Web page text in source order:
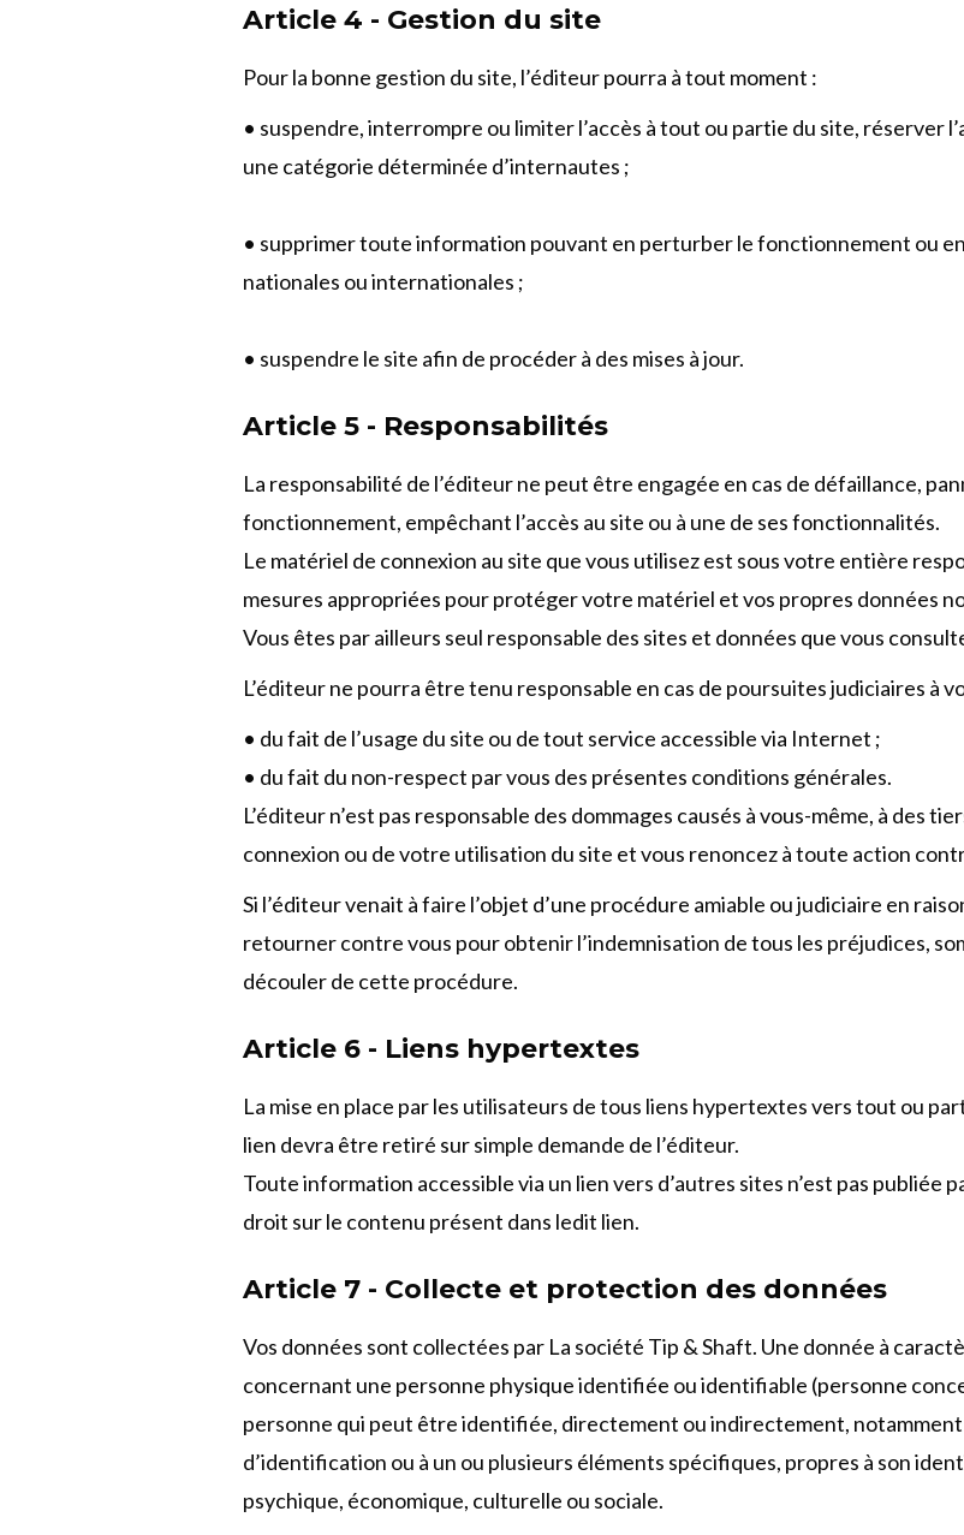
Article 4 - Gestion du site
Pour la bonne gestion du site, l’éditeur pourra à tout moment :
• suspendre, interrompre ou limiter l’accès à tout ou partie du site, réserver
une catégorie déterminée d’internautes ;
• supprimer toute information pouvant en perturber le fonctionnement ou
nationales ou internationales ;
• suspendre le site afin de procéder à des mises à jour.
Article 5 - Responsabilités
La responsabilité de l’éditeur ne peut être engagée en cas de défaillance,
fonctionnement, empêchant l’accès au site ou à une de ses fonctionnalités.
Le matériel de connexion au site que vous utilisez est sous votre entière
mesures appropriées pour protéger votre matériel et vos propres données
Vous êtes par ailleurs seul responsable des sites et données que vous
L’éditeur ne pourra être tenu responsable en cas de poursuites judiciaires à
• du fait de l’usage du site ou de tout service accessible via Internet ;
• du fait du non-respect par vous des présentes conditions générales.
L’éditeur n’est pas responsable des dommages causés à vous-même, à des
connexion ou de votre utilisation du site et vous renoncez à toute action
Si l’éditeur venait à faire l’objet d’une procédure amiable ou judiciaire en
retourner contre vous pour obtenir l’indemnisation de tous les préjudices,
découler de cette procédure.
Article 6 - Liens hypertextes
La mise en place par les utilisateurs de tous liens hypertextes vers tout ou
lien devra être retiré sur simple demande de l’éditeur.
Toute information accessible via un lien vers d’autres sites n’est pas publiée
droit sur le contenu présent dans ledit lien.
Article 7 - Collecte et protection des données
Vos données sont collectées par La société Tip & Shaft. Une donnée à
concernant une personne physique identifiée ou identifiable (personne
personne qui peut être identifiée, directement ou indirectement,
d’identification ou à un ou plusieurs éléments spécifiques, propres à son
psychique, économique, culturelle ou sociale.